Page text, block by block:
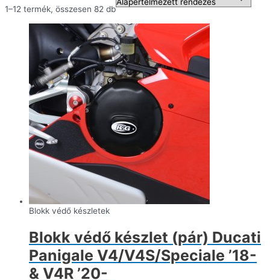
1–12 termék, összesen 82 db
Blokk védő készletek
Blokk védő készlet (pár) Ducati
Panigale V4/V4S/Speciale ’18-
& V4R ’20-